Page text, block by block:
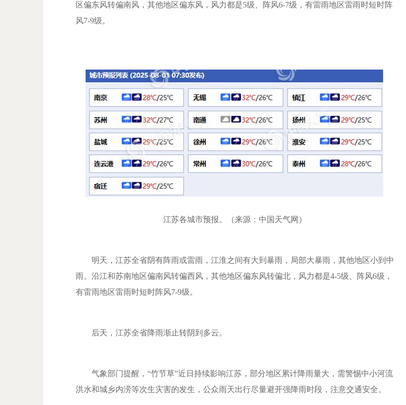
区偏东风转偏南风，其他地区偏东风，风力都是5级、阵风6-7级，有雷雨地区雷雨时短时阵
风7-9级。
江苏各城市预报。（来源：中国天气网）
明天，江苏全省阴有阵雨或雷雨，江淮之间有大到暴雨，局部大暴雨，其他地区小到中
雨。沿江和苏南地区偏南风转偏西风，其他地区偏东风转偏北，风力都是4-5级、阵风6级，
有雷雨地区雷雨时短时阵风7-9级。
后天，江苏全省降雨渐止转阴到多云。
气象部门提醒，“竹节草”近日持续影响江苏，部分地区累计降雨量大，需警惕中小河流
洪水和城乡内涝等次生灾害的发生，公众雨天出行尽量避开强降雨时段 ，注意交通安全。